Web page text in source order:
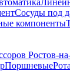
Сосуды под
компоненты
Ростов-
Поршневые